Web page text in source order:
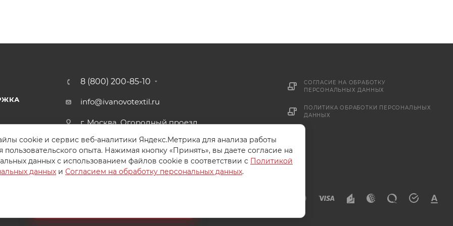
8 (800) 200-85-10
info@ivanovotextil.ru
г. Москва, Огородный проезд,
СОГЛАСИЕ НА ОБРАБОТКУ
ПЕРСОНАЛЬНЫХ ДАННЫХ
ПОЛИТИКА ОБРАБОТКИ ПЕРСОНАЛЬНЫХ
ДАННЫХ
cookie и сервис веб-аналитики Яндекс.Метрика для анализа работы
пользовательского опыта. Нажимая кнопку «Принять», вы даете согласие на
данных с использованием файлов cookie в соответствии с Политикой
данных и Согласием на обработку персональных данных.